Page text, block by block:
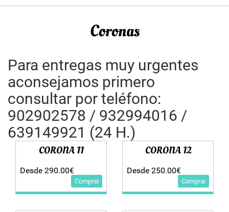
Coronas
Para entregas muy urgentes
aconsejamos primero
consultar por teléfono:
902902578 / 932994016 /
639149921 (24 H.)
CORONA 11
Desde 290.00€
Comprar
CORONA 12
Desde 250.00€
Comprar